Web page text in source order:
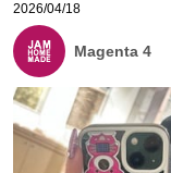
2026/04/18
Magenta 4